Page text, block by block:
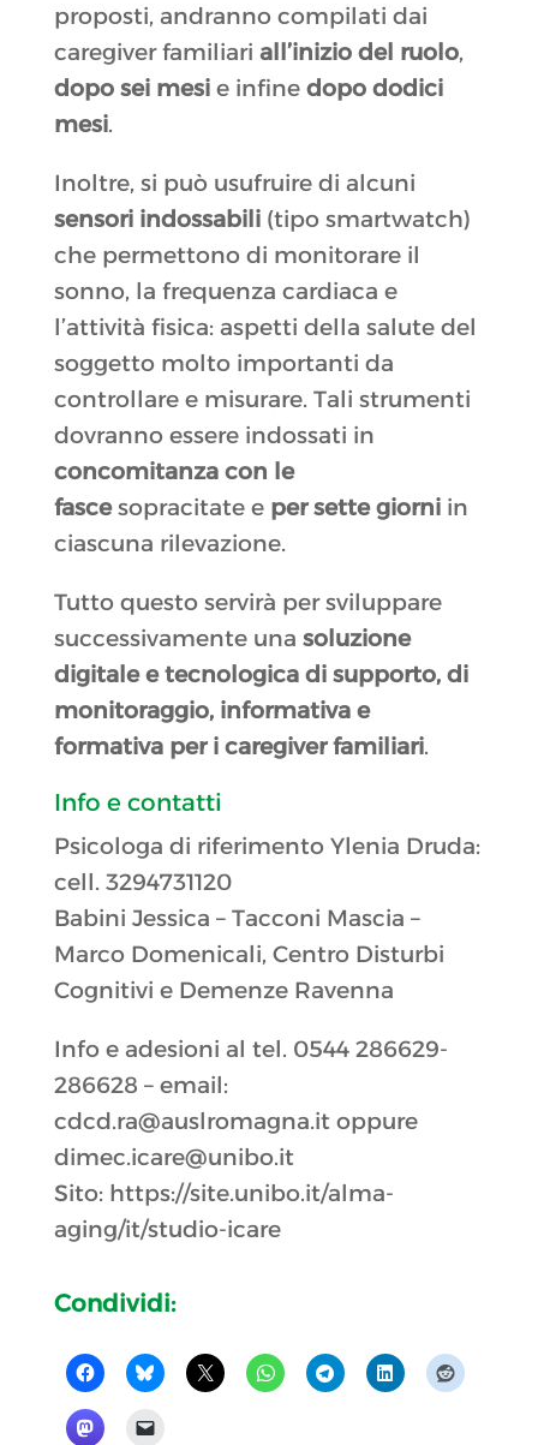
proposti, andranno compilati dai
caregiver familiari all’inizio del ruolo,
dopo sei mesie infine dopo dodici
mesi.
Inoltre, si può usufruire di alcuni
sensori indossabili(tipo smartwatch)
che permettono di monitorare il
sonno, la frequenza cardiaca e
l’attività fisica: aspetti della salute del
soggetto molto importanti da
controllare e misurare. Tali strumenti
dovranno essere indossati in
concomitanza con le
fascesopracitate e per sette giorniin
ciascuna rilevazione.
Tutto questo servirà per sviluppare
successivamente una soluzione
digitale e tecnologica di supporto, di
monitoraggio, informativa e
formativa per i caregiver familiari.
Info e contatti
Psicologa di riferimento Ylenia Druda:
cell. 3294731120
Babini Jessica – Tacconi Mascia –
Marco Domenicali, Centro Disturbi
Cognitivi e Demenze Ravenna
Info e adesioni al tel. 0544 286629-
286628 – email:
cdcd.ra@auslromagna.it oppure
dimec.icare@unibo.it
Sito: https://site.unibo.it/alma-
aging/it/studio-icare
Condividi: